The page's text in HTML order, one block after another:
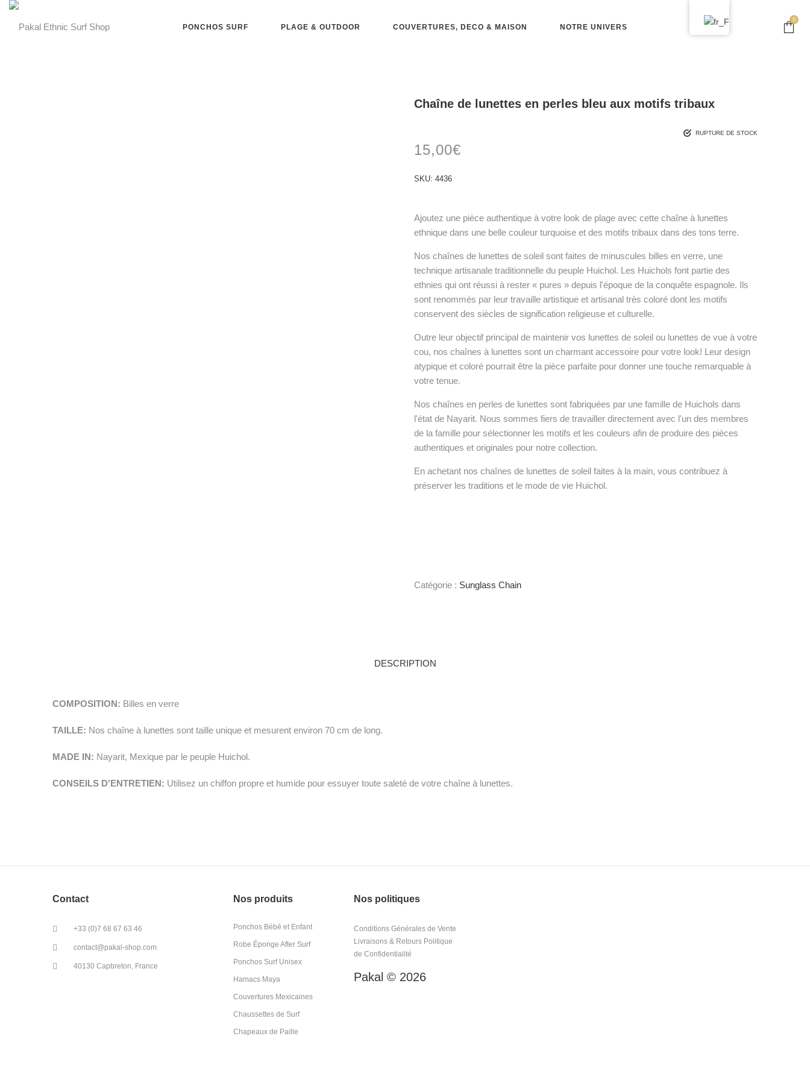
PONCHOS SURF PLAGE & OUTDOOR COUVERTURES, DECO & MAISON NOTRE UNIVERS
0
Chaîne de lunettes en perles bleu aux motifs tribaux
RUPTURE DE STOCK
15,00€
SKU: 4436
Ajoutez une pièce authentique à votre look de plage avec cette chaîne à lunettes
ethnique dans une belle couleur turquoise et des motifs tribaux dans des tons terre.
Nos chaînes de lunettes de soleil sont faites de minuscules billes en verre, une
technique artisanale traditionnelle du peuple Huichol. Les Huichols font partie des
ethnies qui ont réussi à rester « pures » depuis l'époque de la conquête espagnole. Ils
sont renommés par leur travaille artistique et artisanal très coloré dont les motifs
conservent des siècles de signification religieuse et culturelle.
Outre leur objectif principal de maintenir vos lunettes de soleil ou lunettes de vue à votre
cou, nos chaînes à lunettes sont un charmant accessoire pour votre look! Leur design
atypique et coloré pourrait être la pièce parfaite pour donner une touche remarquable à
votre tenue.
Nos chaînes en perles de lunettes sont fabriquées par une famille de Huichols dans
l'état de Nayarit. Nous sommes fiers de travailler directement avec l'un des membres
de la famille pour sélectionner les motifs et les couleurs afin de produire des pièces
authentiques et originales pour notre collection.
En achetant nos chaînes de lunettes de soleil faites à la main, vous contribuez à
préserver les traditions et le mode de vie Huichol.
Catégorie : Sunglass Chain
DESCRIPTION
COMPOSITION: Billes en verre
TAILLE: Nos chaîne à lunettes sont taille unique et mesurent environ 70 cm de long.
MADE IN: Nayarit, Mexique par le peuple Huichol.
CONSEILS D'ENTRETIEN: Utilisez un chiffon propre et humide pour essuyer toute saleté de votre chaîne à lunettes.
Contact
+33 (0)7 68 67 63 46
contact@pakal-shop.com
40130 Capbreton, France
Nos produits
Ponchos Bébé et Enfant
Robe Éponge After Surf
Ponchos Surf Unisex
Hamacs Maya
Couvertures Mexicaines
Chaussettes de Surf
Chapeaux de Paille
Nos politiques
Conditions Générales de Vente
Livraisons & Retours Politique
de Confidentialité
Pakal © 2026